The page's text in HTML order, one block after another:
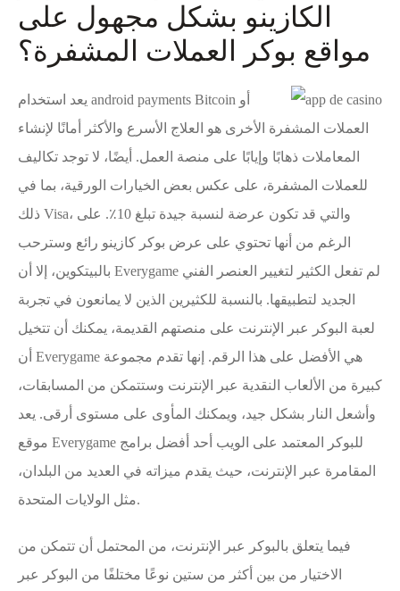
الكازينو بشكل مجهول على
مواقع بوكر العملات المشفرة؟
android payments Bitcoin أو
العملات المشفرة الأخرى هو العلاج الأسرع والأكثر أمانًا لإنشاء
المعاملات ذهابًا وإيابًا على منصة العمل. أيضًا، لا توجد تكاليف
للعملات المشفرة، على عكس بعض الخيارات الورقية، بما في
ذلك Visa، والتي قد تكون عرضة لنسبة جيدة تبلغ 10٪. على
الرغم من أنها تحتوي على عرض بوكر كازينو رائع وسترحب
بالبيتكوين، إلا أن Everygame لم تفعل الكثير لتغيير العنصر الفني
الجديد لتطبيقها. بالنسبة للكثيرين الذين لا يمانعون في تجربة
لعبة البوكر عبر الإنترنت على منصتهم القديمة، يمكنك أن تتخيل
أن Everygame هي الأفضل على هذا الرقم. إنها تقدم مجموعة
كبيرة من الألعاب النقدية عبر الإنترنت وستتمكن من المسابقات،
وأشعل النار بشكل جيد، ويمكنك المأوى على مستوى أرقى. يعد
موقع Everygame للبوكر المعتمد على الويب أحد أفضل برامج
المقامرة عبر الإنترنت، حيث يقدم ميزاته في العديد من البلدان،
مثل الولايات المتحدة.
فيما يتعلق بالبوكر عبر الإنترنت، من المحتمل أن تتمكن من
الاختيار من بين أكثر من ستين نوعًا مختلفًا من البوكر عبر